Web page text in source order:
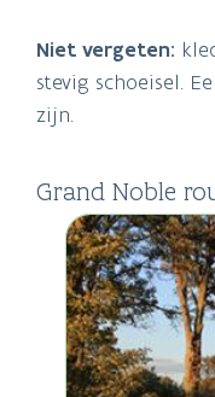
Niet vergeten:
stevig schoeisel.
zijn.
Grand Noble